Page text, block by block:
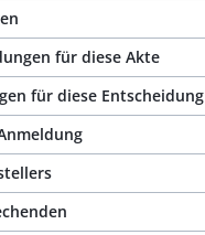
für diese Akte
für diese Entscheidung